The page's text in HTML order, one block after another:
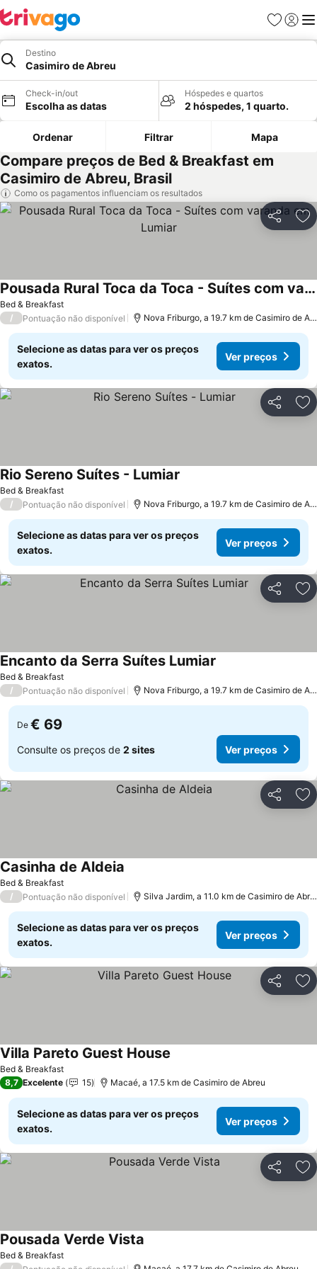
Favoritos
Iniciar
Destino
Casimiro de Abreu
Check-in/out
Escolha as datas
Hóspedes e quartos
2 hóspedes, 1 quarto.
Ordenar Filtrar Mapa
Compare preços de Bed & Breakfast em
Casimiro de Abreu, Brasil
Como os pagamentos influenciam os resultados
Partilhar
Bed & Breakfast
Pousada Rural Toca da Toca - Suítes com varanda em Lumiar
Ver preços
/ Pontuação não disponível Nova Friburgo, a 19.7 km de Casimiro de
Selecione as datas para ver os preços
exatos.
Ver preços
Partilhar
Bed & Breakfast
Rio Sereno Suítes - Lumiar
/ Pontuação não disponível Nova Friburgo, a 19.7 km de Casimiro de
Selecione as datas para ver os preços
exatos.
Ver preços
Partilhar
Bed & Breakfast
Encanto da Serra Suítes Lumiar
/ Pontuação não disponível Nova Friburgo, a 19.7 km de Casimiro de
De € 69
Consulte os preços de 2 sites Ver preços
Partilhar
Bed & Breakfast
Casinha de Aldeia
/ Pontuação não disponível Silva Jardim, a 11.0 km de Casimiro de
Selecione as datas para ver os preços
exatos.
Ver preços
Partilhar
Bed & Breakfast
Villa Pareto Guest House
8,7 Excelente 15 Macaé, a 17.5 km de Casimiro de Abreu
Selecione as datas para ver os preços
exatos.
Ver preços
Partilhar
Bed & Breakfast
Pousada Verde Vista